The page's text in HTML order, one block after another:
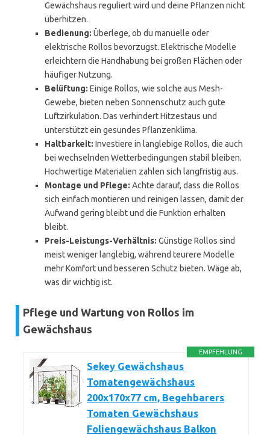
Gewächshaus reguliert wird und deine Pflanzen nicht
überhitzen.
Bedienung: Überlege, ob du manuelle oder
elektrische Rollos bevorzugst. Elektrische Modelle
erleichtern die Handhabung bei großen Flächen oder
häufiger Nutzung.
Belüftung: Einige Rollos, wie solche aus Mesh-
Gewebe, bieten neben Sonnenschutz auch gute
Luftzirkulation. Das verhindert Hitzestaus und
unterstützt ein gesundes Pflanzenklima.
Haltbarkeit: Investiere in langlebige Rollos, die auch
bei wechselnden Wetterbedingungen stabil bleiben.
Hochwertige Materialien zahlen sich langfristig aus.
Montage und Pflege: Achte darauf, dass die Rollos
sich einfach montieren und reinigen lassen, damit der
Aufwand gering bleibt und die Funktion erhalten
bleibt.
Preis-Leistungs-Verhältnis: Günstige Rollos sind
meist weniger langlebig, während teurere Modelle
mehr Komfort und besseren Schutz bieten. Wäge ab,
was dir wichtig ist.
Pflege und Wartung von Rollos im
Gewächshaus
EMPFEHLUNG
Sekey Gewächshaus
Tomatengewächshaus
200x170x77 cm, Begehbarers
Tomaten Gewächshaus
Foliengewächshaus Balkon